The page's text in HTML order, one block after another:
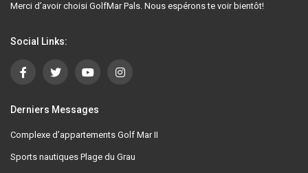
Merci d’avoir choisi GolfMar Pals. Nous espérons te voir bientôt!
Social Links:
Derniers Messages
Complexe d’appartements Golf Mar II
Sports nautiques Plage du Grau